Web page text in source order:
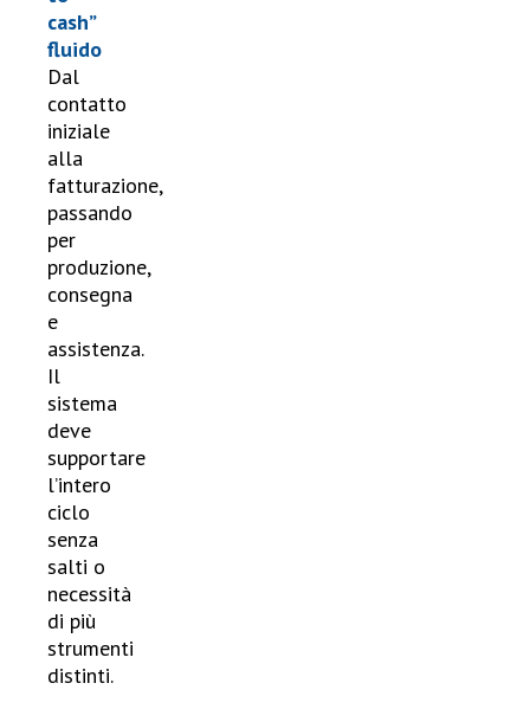
cash”
fluido
Dal
contatto
iniziale
alla
fatturazione,
passando
per
produzione,
consegna
e
assistenza.
Il
sistema
deve
supportare
l’intero
ciclo
senza
salti o
necessità
di più
strumenti
distinti.